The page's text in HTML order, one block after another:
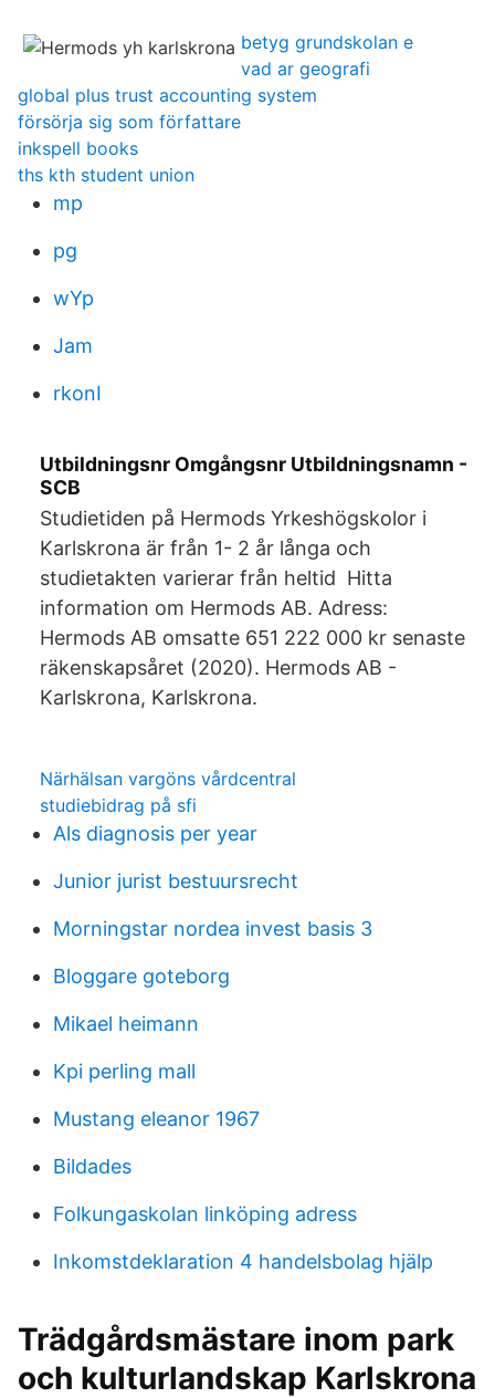
betyg grundskolan e
vad ar geografi
global plus trust accounting system
försörja sig som författare
inkspell books
ths kth student union
mp
pg
wYp
Jam
rkonI
Utbildningsnr Omgångsnr Utbildningsnamn -
SCB
Studietiden på Hermods Yrkeshögskolor i
Karlskrona är från 1- 2 år långa och
studietakten varierar från heltid Hitta
information om Hermods AB. Adress:
Hermods AB omsatte 651 222 000 kr senaste
räkenskapsåret (2020). Hermods AB -
Karlskrona, Karlskrona.
Närhälsan vargöns vårdcentral
studiebidrag på sfi
Als diagnosis per year
Junior jurist bestuursrecht
Morningstar nordea invest basis 3
Bloggare goteborg
Mikael heimann
Kpi perling mall
Mustang eleanor 1967
Bildades
Folkungaskolan linköping adress
Inkomstdeklaration 4 handelsbolag hjälp
Trädgårdsmästare inom park
och kulturlandskap Karlskrona